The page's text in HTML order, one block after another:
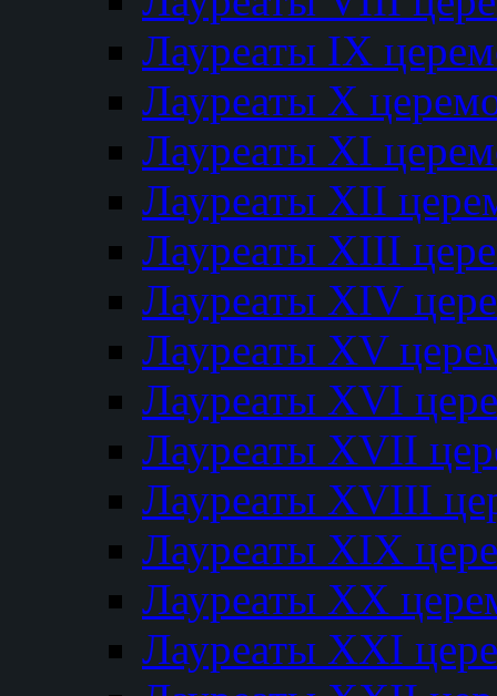
Лауреаты IX
Лауреаты Х
Лауреаты XI
Лауреаты XII
Лауреаты XIII
Лауреаты XIV
Лауреаты XV
Лауреаты XVI
Лауреаты XVII
Лауреаты XVIII
Лауреаты XIX
Лауреаты XX
Лауреаты XXI